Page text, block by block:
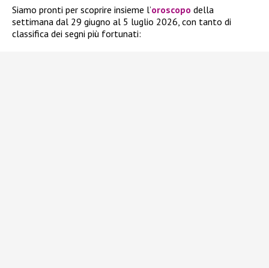
Siamo pronti per scoprire insieme l’oroscopo della
settimana dal 29 giugno al 5 luglio 2026, con tanto di
classifica dei segni più fortunati: